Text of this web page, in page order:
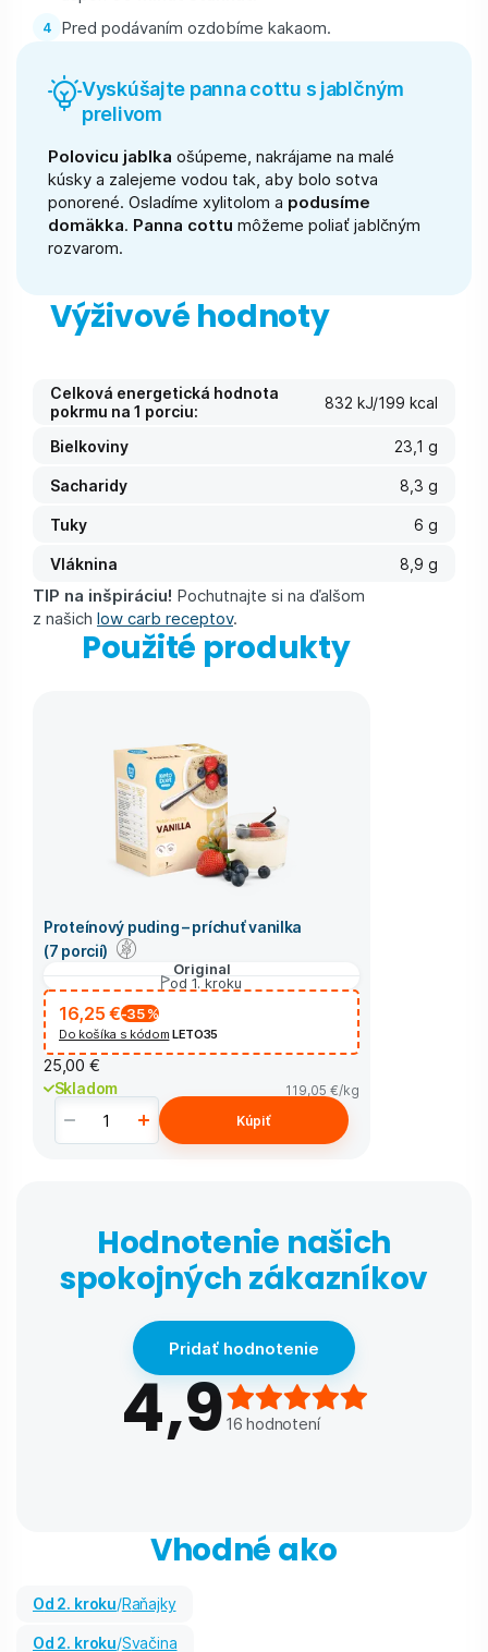
Pred podávaním ozdobíme kakaom.
Vyskúšajte panna cottu s jablčným
prelivom
Polovicu jablka ošúpeme, nakrájame na malé
kúsky a zalejeme vodou tak, aby bolo sotva
ponorené. Osladíme xylitolom a podusíme
domäkka. Panna cottu môžeme poliať jablčným
rozvarom.
Výživové hodnoty
Celková energetická hodnota
pokrmu na 1 porciu:
832 kJ/199 kcal
Bielkoviny
23,1 g
Sacharidy
8,3 g
Tuky
6 g
Vláknina
8,9 g
TIP na inšpiráciu! Pochutnajte si na ďalšom
z našich low carb receptov.
Použité produkty
Proteínový puding – príchuť vanilka
(7 porcií)
Original
od 1. kroku
16,25 €-35%
Do košíka s kódom LETO35
25,00 €
Skladom 119,05 €/kg
Kúpiť
Hodnotenie našich
spokojných zákazníkov
Pridať hodnotenie
4,9 16 hodnotení
Vhodné ako
od 2. kroku/ Raňajky
od 2. kroku/ Svačina